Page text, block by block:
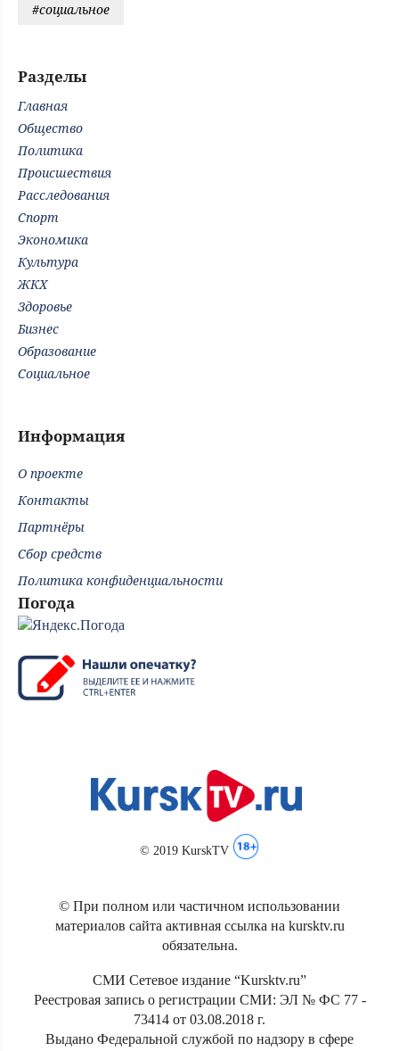
#социальное
Разделы
Главная
Общество
Политика
Происшествия
Расследования
Спорт
Экономика
Культура
ЖКХ
Здоровье
Бизнес
Образование
Социальное
Информация
О проекте
Контакты
Партнёры
Сбор средств
Политика конфиденциальности
Погода
© 2019 KurskTV
© При полном или частичном использовании
материалов сайта активная ссылка на kursktv.ru
обязательна.
СМИ Сетевое издание “Kursktv.ru”
Реестровая запись о регистрации СМИ: ЭЛ № ФС 77 -
73414 от 03.08.2018 г.
Выдано Федеральной службой по надзору в сфере